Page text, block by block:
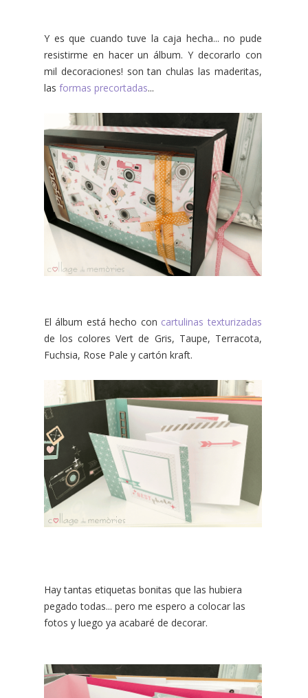
Y es que cuando tuve la caja hecha... no pude
resistirme en hacer un álbum. Y decorarlo con
mil decoraciones! son tan chulas las maderitas,
las formas precortadas...
El álbum está hecho con cartulinas texturizadas
de los colores Vert de Gris, Taupe, Terracota,
Fuchsia, Rose Pale y cartón kraft.
Hay tantas etiquetas bonitas que las hubiera
pegado todas... pero me espero a colocar las
fotos y luego ya acabaré de decorar.